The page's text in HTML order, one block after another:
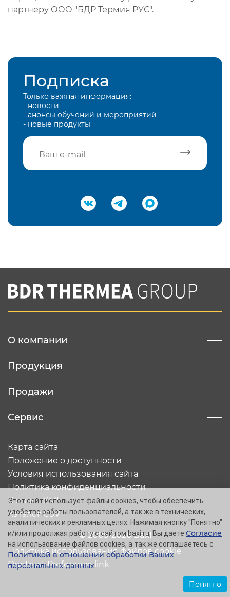
партнеру ООО "БДР Термия РУС".
Подписка
Только важная информация:
- новости
- анонсы обучений и мероприятий
- новые продукты
Подтвердить e-mail
Вы соглашаетесь с нашей политикой
конфеденциальности
О компании
Продукция
Продажи
Сервис
© 2005-2026 Baxi
Карта сайта
Положение о доступности
Условия использования сайта
Политика конфиденциальности
Каталог XML
Каталог CSV
Политика использования файлов cookie
OneTrust Preference link
Этот сайт использует файлы cookies, чтобы обеспечить
удобство работы пользователей, а так же в технических,
аналитических и рекламных целях. Нажимая кнопку "Понятно"
и/или продолжая работу с сайтом baxi.ru, Вы даете Согласие
на использование файлов cookies, а так же соглашаетесь с
Политикой в отношении обработки Ваших
персональных данных.
Понятно